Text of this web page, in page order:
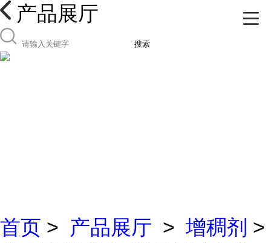
产品展厅
搜索
首页 > 产品展厅 > 增稠剂 >